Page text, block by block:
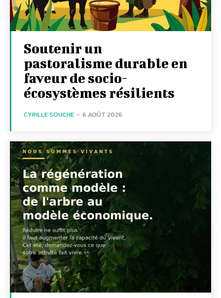
Soutenir un
pastoralisme durable en
faveur de socio-
écosystèmes résilients
CYRILLE SOUCHE - 6 AOÛT 2026